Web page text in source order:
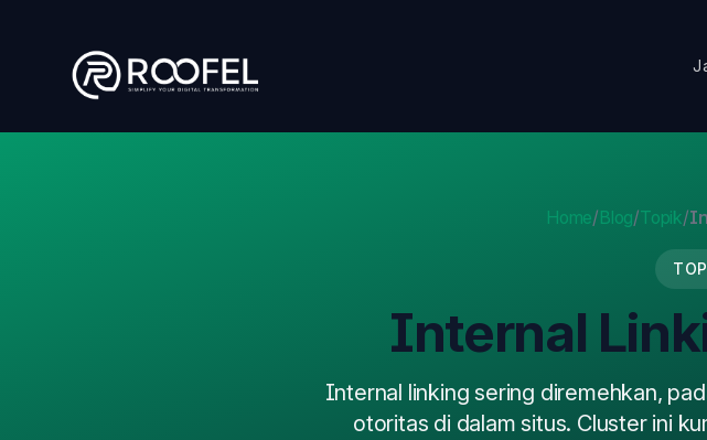
Home/Blog/Topik/
Internal
Internal linking sering diremehkan,
otoritas di dalam situs. Cluster ini